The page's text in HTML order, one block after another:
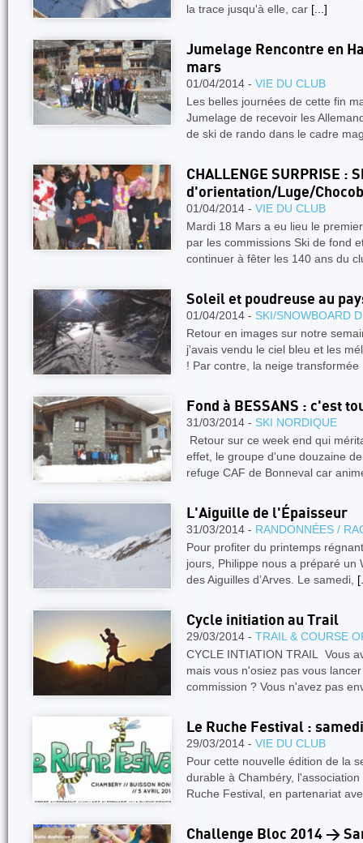
la trace jusqu'à elle, car [...]
Jumelage Rencontre en
mars
01/04/2014 - VIE DU CLUB
Les belles journées de cette fin
Jumelage de recevoir les
de ski de rando dans le cadre
CHALLENGE SURPRISE
d'orientation/Luge/
01/04/2014 - VIE DU CLUB
Mardi 18 Mars a eu lieu le
par les commissions Ski de fond
continuer à fêter les 140 ans du
Soleil et poudreuse au
01/04/2014 - SKI/SNOWBOARD
Retour en images sur notre
j'avais vendu le ciel bleu et les
! Par contre, la neige transformée
Fond à BESSANS : c'est
31/03/2014 - SKI NORDIQUE
Retour sur ce week end qui
effet, le groupe d'une douzaine
refuge CAF de Bonneval car
L'Aiguille de l'Épaisseur
31/03/2014 - RANDONNÉES /
Pour profiter du printemps
jours, Philippe nous a préparé un
des Aiguilles d’Arves. Le samedi,
Cycle initiation au Trail
29/03/2014 - TRAIL & COURSE
CYCLE INTIATION TRAIL Vous
mais vous n'osiez pas vous
commission ? Vous n'avez pas
Le Ruche Festival :
29/03/2014 - VIE DU CLUB
Pour cette nouvelle édition de la
durable à Chambéry,
Ruche Festival, en partenariat
Challenge Bloc 2014 >